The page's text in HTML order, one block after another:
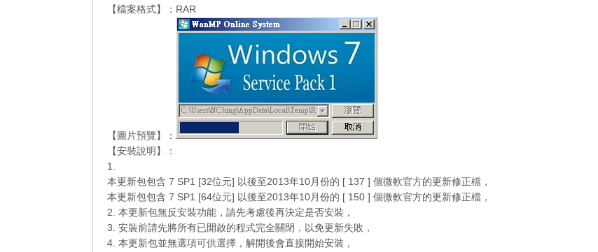
【檔案格式】：RAR
【圖片預覽】：
【安裝說明】：
1.
本更新包包含 7 SP1 [32位元] 以後至2013年10月份的 [ 137 ] 個微軟官方的更新修正檔，
本更新包包含 7 SP1 [64位元] 以後至2013年10月份的 [ 150 ] 個微軟官方的更新修正檔，
2. 本更新包無反安裝功能，請先考慮後再決定是否安裝，
3. 安裝前請先將所有已開啟的程式完全關閉，以免更新失敗，
4. 本更新包並無選項可供選擇，解開後會直接開始安裝，